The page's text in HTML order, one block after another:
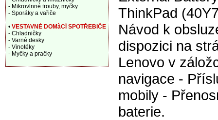
ThinkPad
Návod k
dispozici na
Lenovo v
navigace -
mobily -
baterie.
- Mikrovlnné trouby, myčky
- Sporáky a vařiče
• VESTAVNÉ DOMàCÍ SPOTŘEBIČE
- Chladničky
- Varné desky
- Vinotéky
- Myčky a pračky